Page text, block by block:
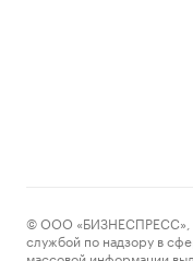
© ООО «БИЗНЕСПРЕСС»,
службой по надзору в